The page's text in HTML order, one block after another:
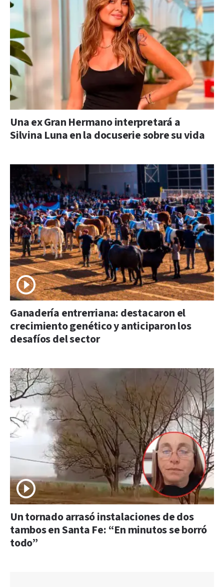
Una ex Gran Hermano interpretará a
Silvina Luna en la docuserie sobre su vida
Ganadería entrerriana: destacaron el
crecimiento genético y anticiparon los
desafíos del sector
Un tornado arrasó instalaciones de dos
tambos en Santa Fe: “En minutos se borró
todo”